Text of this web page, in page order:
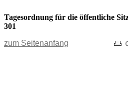
Tagesordnung für die öffentliche
301
zum Seitenanfang